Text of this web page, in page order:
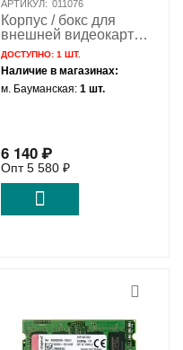
АРТИКУЛ: 011076
Корпус / бокс для
внешней видеокарты
NFHK EG02-W / белый
ДОСТУПНО:1 ШТ.
Наличие в магазинах:
м. Бауманская:1 шт.
6 140₽
Опт5 580 ₽